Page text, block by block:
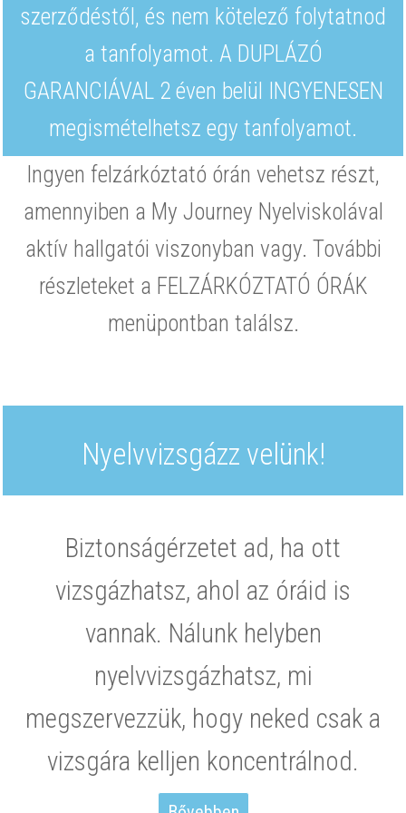
szerződéstől, és nem kötelező folytatnod
a tanfolyamot. A DUPLÁZÓ
GARANCIÁVAL 2 éven belül INGYENESEN
megismételhetsz egy tanfolyamot.
Ingyen felzárkóztató órán vehetsz részt,
amennyiben a My Journey Nyelviskolával
aktív hallgatói viszonyban vagy. További
részleteket a FELZÁRKÓZTATÓ ÓRÁK
menüpontban találsz.
Nyelvvizsgázz velünk!
Biztonságérzetet ad, ha ott
vizsgázhatsz, ahol az óráid is
vannak. Nálunk helyben
nyelvvizsgázhatsz, mi
megszervezzük, hogy neked csak a
vizsgára kelljen koncentrálnod.